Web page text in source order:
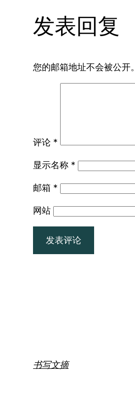
发表回复
您的邮箱地址不会被公开。
评论 *
显示名称 *
邮箱 *
网站
书写文摘